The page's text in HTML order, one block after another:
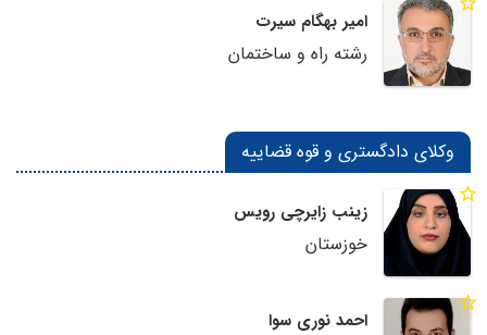
امیر بهگام سیرت
رشته راه و ساختمان
وکلای دادگستری و قوه قضاییه
زینب زایرچی رویس
خوزستان
احمد نوری سوا